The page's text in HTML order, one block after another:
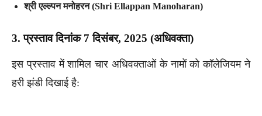
श्री एल्ल्पन मनोहरन (Shri Ellappan Manoharan)
3. प्रस्ताव दिनांक 7 दिसंबर, 2025 (अधिवक्ता)
इस प्रस्ताव में शामिल चार अधिवक्ताओं के नामों को कॉलेजियम ने
हरी झंडी दिखाई है: